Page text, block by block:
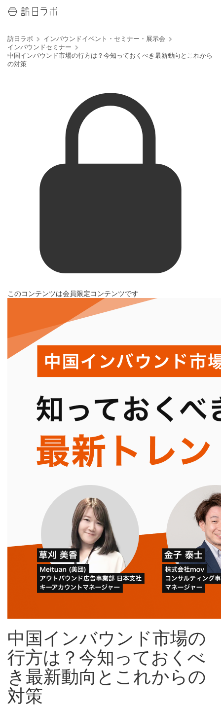
訪日ラボ
インバウンドイベント・セミナー・展示会
インバウンドセミナー
中国インバウンド市場の行方は？今知っておくべき最新動向とこれから
の対策
このコンテンツは会員限定コンテンツです
中国インバウンド市場の
行方は？今知っておくべ
き最新動向とこれからの
対策